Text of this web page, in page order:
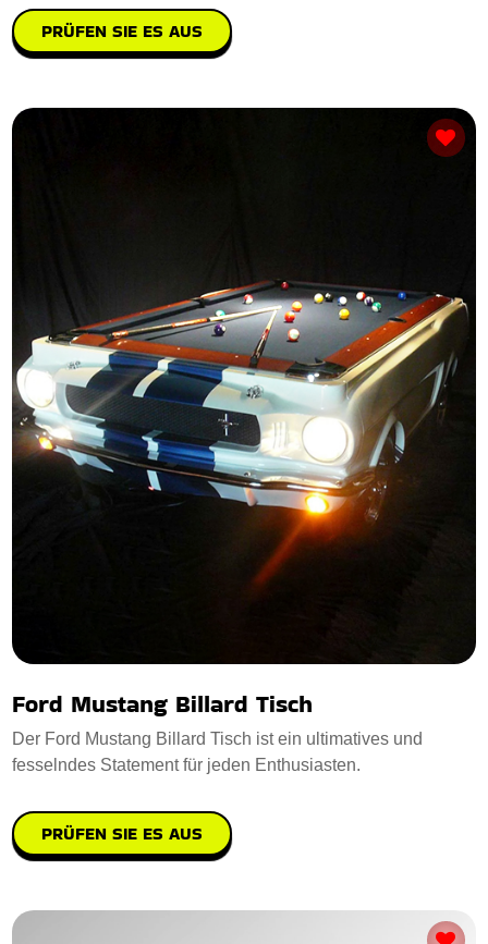
PRÜFEN SIE ES AUS
Ford Mustang Billard Tisch
Der Ford Mustang Billard Tisch ist ein ultimatives und
fesselndes Statement für jeden Enthusiasten.
PRÜFEN SIE ES AUS